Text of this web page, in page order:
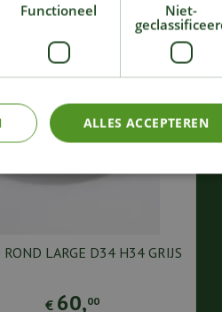
ROND LARGE D34 H34 GRIJS
€ 60,00
Functioneel
Niet-
ALLES ACCEPTEREN